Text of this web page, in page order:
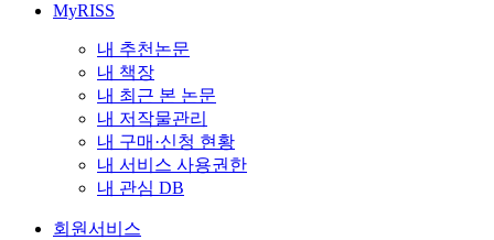
MyRISS
내 추천논문
내 책장
내 최근 본 논문
내 저작물관리
내 구매·신청 현황
내 서비스 사용권한
내 관심 DB
회원서비스